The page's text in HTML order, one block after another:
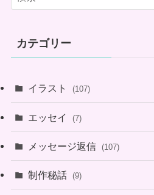
カテゴリー
イラスト (107)
エッセイ (7)
メッセージ返信 (107)
制作秘話 (9)